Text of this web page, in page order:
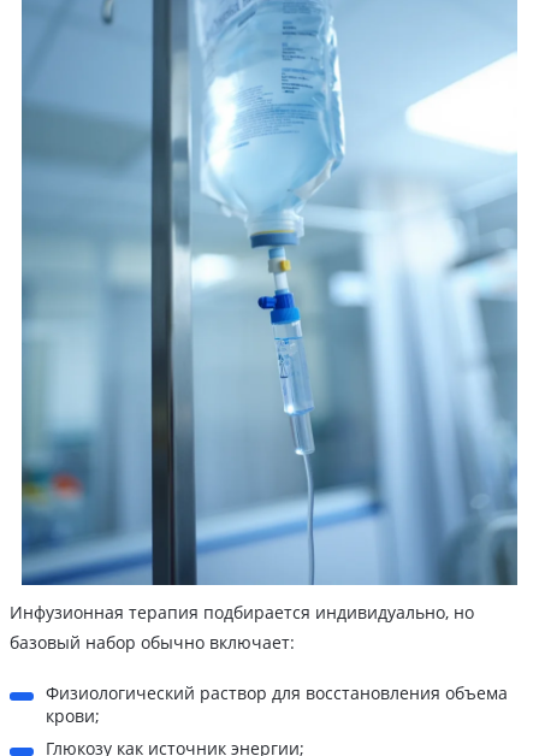
Инфузионная терапия подбирается индивидуально, но
базовый набор обычно включает:
Физиологический раствор для восстановления объема
крови;
Глюкозу как источник энергии;